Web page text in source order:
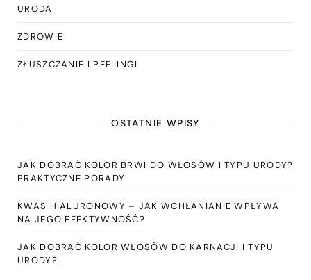
URODA
ZDROWIE
ZŁUSZCZANIE I PEELINGI
OSTATNIE WPISY
JAK DOBRAĆ KOLOR BRWI DO WŁOSÓW I TYPU URODY?
PRAKTYCZNE PORADY
KWAS HIALURONOWY – JAK WCHŁANIANIE WPŁYWA
NA JEGO EFEKTYWNOŚĆ?
JAK DOBRAĆ KOLOR WŁOSÓW DO KARNACJI I TYPU
URODY?